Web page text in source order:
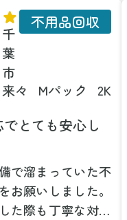
千
葉
市
来々
Mパック 2K
不用品回収
とても安心し
で溜まっていた不
お願いしました。
た際も丁寧な対応